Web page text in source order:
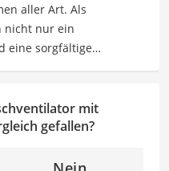
aller Art. Als
nicht nur ein
eine sorgfältige
präzise, gut
zu gestalten.
und stilistische Qualität
mit
gefallen?